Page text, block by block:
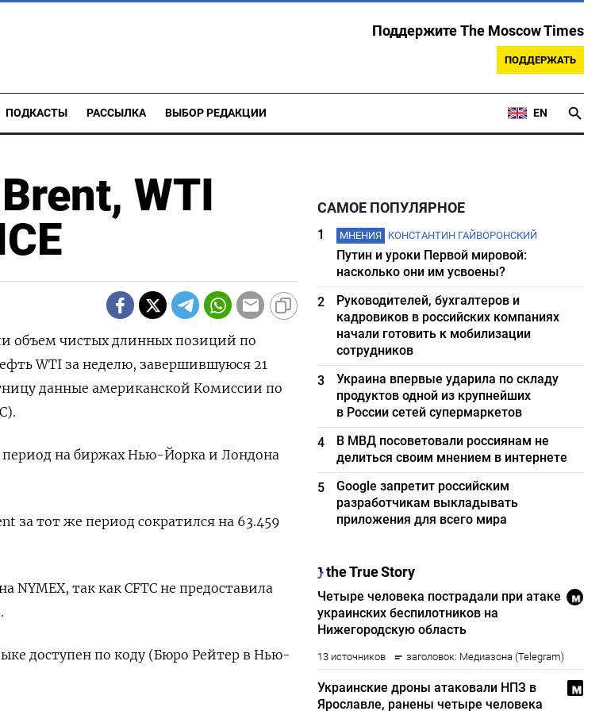
Поддержите The Moscow Times
ПОДДЕРЖАТЬ
ПОДКАСТЫ РАССЫЛКА ВЫБОР РЕДАКЦИИ EN
WTI
объем чистых длинных позиций по
WTI за неделю, завершившуюся 21
данные американской Комиссии по
период на биржах Нью-Йорка и Лондона
за тот же период сократился на 63.459
так как CFTC не предоставила
доступен по коду (Бюро Рейтер в Нью-
САМОЕ ПОПУЛЯРНОЕ
1 МНЕНИЯ КОНСТАНТИН ГАЙВОРОНСКИЙ
Путин и уроки Первой мировой:
насколько они им усвоены?
2
Руководителей, бухгалтеров и
кадровиков в российских компаниях
начали готовить к мобилизации
сотрудников
3
Украина впервые ударила по складу
продуктов одной из крупнейших
в России сетей супермаркетов
4
В МВД посоветовали россиянам не
делиться своим мнением в интернете
5
Google запретит российским
разработчикам выкладывать
приложения для всего мира